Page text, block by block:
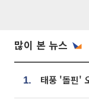
많이 본 뉴스
1.